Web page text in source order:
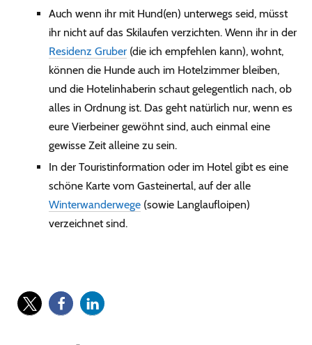
Auch wenn ihr mit Hund(en) unterwegs seid, müsst
ihr nicht auf das Skilaufen verzichten. Wenn ihr in der
Residenz Gruber (die ich empfehlen kann), wohnt,
können die Hunde auch im Hotelzimmer bleiben,
und die Hotelinhaberin schaut gelegentlich nach, ob
alles in Ordnung ist. Das geht natürlich nur, wenn es
eure Vierbeiner gewöhnt sind, auch einmal eine
gewisse Zeit alleine zu sein.
In der Touristinformation oder im Hotel gibt es eine
schöne Karte vom Gasteinertal, auf der alle
Winterwanderwege (sowie Langlaufloipen)
verzeichnet sind.